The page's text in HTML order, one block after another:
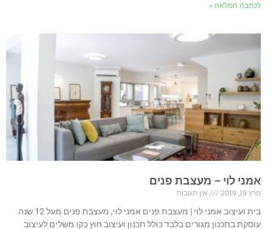
לכתבה המלאה »
אמני לוי – מעצבת פנים
מרץ 19, 2019
אין תגובות
בית ועיצוב אמני לוי | מעצבת פנים אמני לוי, מעצבת פנים מעל 12 שנה
עוסקת בתכנון מגורים בלבד כולל תכנון ועיצוב חוץ כקו משלים לעיצוב